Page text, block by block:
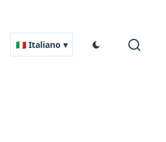
🇮🇹 Italiano ▾